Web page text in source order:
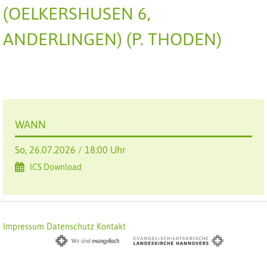
(OELKERSHUSEN 6,
ANDERLINGEN) (P. THODEN)
WANN
So, 26.07.2026 / 18:00 Uhr
ICS Download
Impressum Datenschutz Kontakt